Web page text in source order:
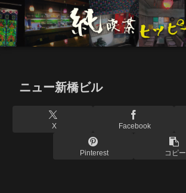
ニュー新橋ビル
X Facebook
Pinterest コピー